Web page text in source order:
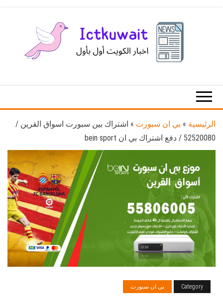
الكويت
الرئيسية » بي ان سبورت » اشتراك بين سبورت اسواق القرين /
52520080 / دفع اشتراك بي ان bein sport
Category بي ان سبورت